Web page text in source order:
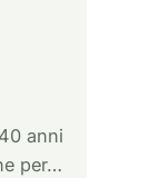
anni
per…